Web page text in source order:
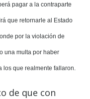
pagar a la contraparte
que retornarle al Estado
por la violación de
una multa por haber
que realmente fallaron.
de que con